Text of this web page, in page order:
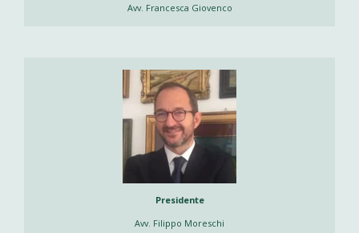
Avv. Francesca Giovenco
Presidente
Avv. Filippo Moreschi